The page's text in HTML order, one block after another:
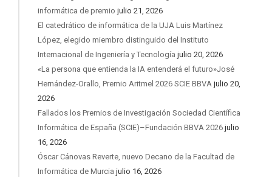
informática de premio julio 21, 2026
El catedrático de informática de la UJA Luis Martínez
López, elegido miembro distinguido del Instituto
Internacional de Ingeniería y Tecnología julio 20, 2026
«La persona que entienda la IA entenderá el futuro»José
Hernández-Orallo, Premio Aritmel 2026 SCIE BBVA julio 20,
2026
Fallados los Premios de Investigación Sociedad Científica
Informática de España (SCIE)–Fundación BBVA 2026 julio
16, 2026
Óscar Cánovas Reverte, nuevo Decano de la Facultad de
Informática de Murcia julio 16, 2026